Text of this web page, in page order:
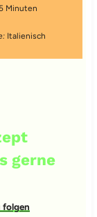
5 Minuten
Italienisch
gerne
folgen